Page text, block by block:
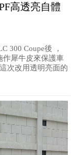
高透亮自體
300 Coupe後 ，
作犀牛皮來保護車
次改用透明亮面的